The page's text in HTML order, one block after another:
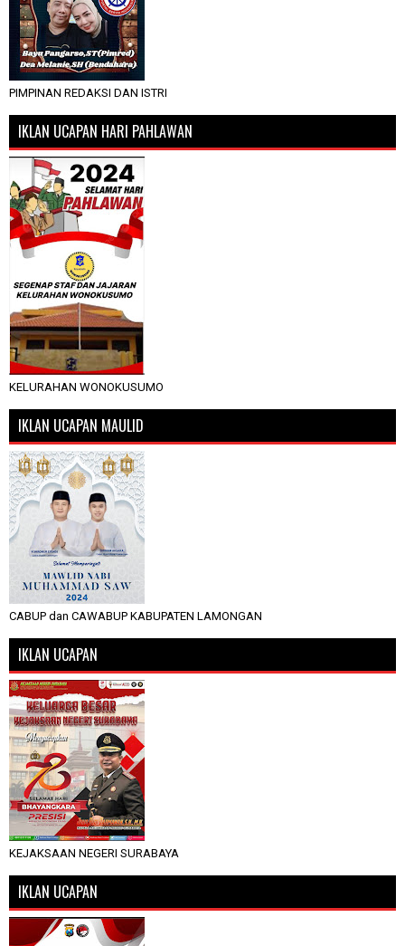
PIMPINAN REDAKSI DAN ISTRI
IKLAN UCAPAN HARI PAHLAWAN
KELURAHAN WONOKUSUMO
IKLAN UCAPAN MAULID
CABUP dan CAWABUP KABUPATEN LAMONGAN
IKLAN UCAPAN
KEJAKSAAN NEGERI SURABAYA
IKLAN UCAPAN